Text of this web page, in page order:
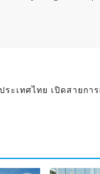
ะเทศไทย เปิดสายกา